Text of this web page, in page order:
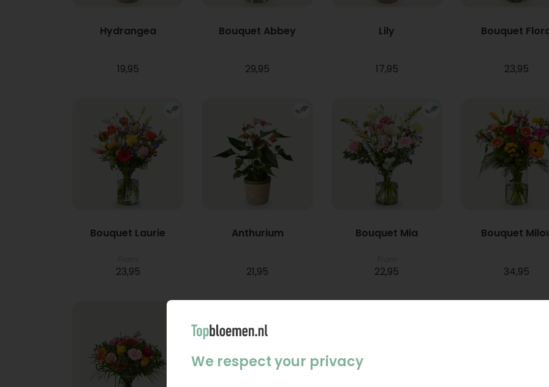
Hydrangea
19,95
Bouquet Abbey
29,95
Lily
17,95
Bouquet
23,95
Bouquet Laurie
23,95
Anthurium
21,95
Bouquet Mia
22,95
Bouquet
34,95
We respect your privacy